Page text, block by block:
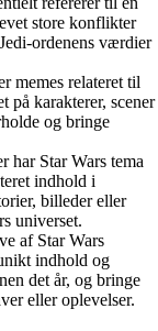
store konflikter
ordenens værdier
memes relateret til
på karakterer, scener
og bringe
har Star Wars tema
indhold i
billeder eller
universet.
af Star Wars
indhold og
det år, og bringe
eller oplevelser.